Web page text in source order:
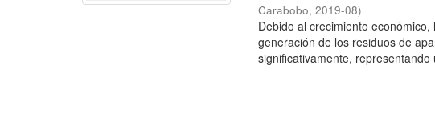
Carabobo,2019-08)
Debido al crecimiento
generación de los residuos de
significativamente, representando